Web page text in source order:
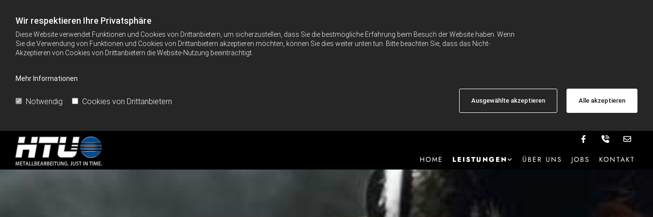
Wir respektieren Ihre Privatsphäre
Diese Website verwendet Funktionen und Cookies von Drittanbietern, um sicherzustellen, dass Sie die bestmögliche Erfahrung beim Besuch der Website haben. Wenn
Sie die Verwendung von Funktionen und Cookies von Drittanbietern akzeptieren möchten, können Sie dies weiter unten tun. Bitte beachten Sie, dass das Nicht-
Akzeptieren von Cookies von Drittanbietern die Website-Nutzung beeinträchtigt.
Mehr Informationen
Notwendig Cookies von Drittanbietern Ausgewählte akzeptieren Alle akzeptieren
HOME LEISTUNGEN ÜBER UNS JOBS KONTAKT